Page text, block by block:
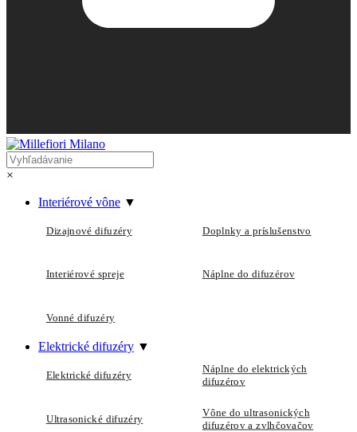
×
Interiérové vône ▼
Dizajnové difuzéry Doplnky a príslušenstvo
Interiérové spreje Náplne do difuzérov
Vonné difuzéry
Elektrické difuzéry ▼
Elektrické difuzéry
Náplne do elektrických
difuzérov
Ultrasonické difuzéry
Vône do ultrasonických
difuzérov a zvlhčovačov